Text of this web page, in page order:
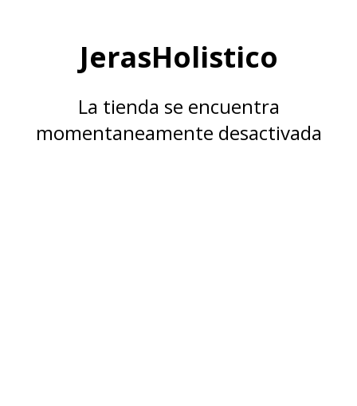
JerasHolistico
La tienda se encuentra
momentaneamente desactivada